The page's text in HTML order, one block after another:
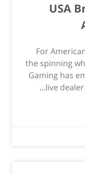
USA
For
the spinning
Gaming has
live